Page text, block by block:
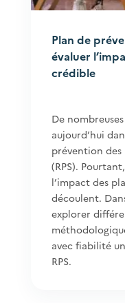
Plan de
évaluer
crédible
De
aujourd’hui
prévention des
(RPS).
l’impact des
découlent.
explorer
avec fiabilité
RPS.